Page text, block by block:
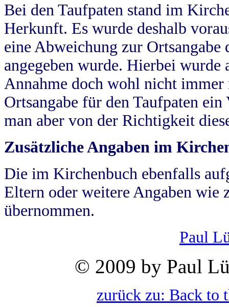
Bei den Taufpaten stand im
Herkunft. Es wurde deshalb
eine Abweichung zur
angegeben wurde. Hierbei wurde
Annahme doch wohl nicht
Ortsangabe für den Taufpaten
man aber von der Richtigkeit
Zusätzliche Angaben im
Die im Kirchenbuch ebenfalls
Eltern oder weitere Angaben wie
übernommen.
Paul
© 2009 by Paul
zurück zu: Back to